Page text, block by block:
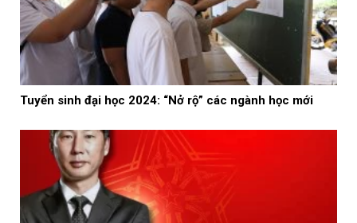
Tuyển sinh đại học 2024: “Nở rộ” các ngành học mới